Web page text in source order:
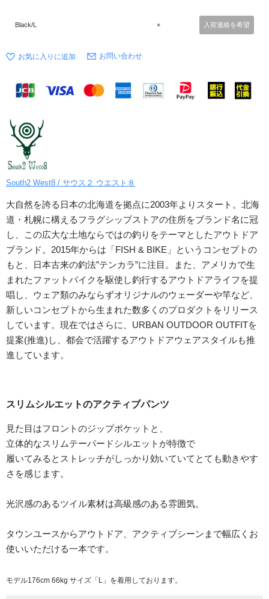
Black/L × 入荷連絡を希望
お問い合わせ
South2 West8 / サウス２ ウエスト８
大自然を誇る日本の北海道を拠点に2003年よりスタート。北海
道・札幌に構えるフラグシップストアの住所をブランド名に冠
し、この広大な土地ならではの釣りをテーマとしたアウトドア
ブランド。2015年からは「FISH & BIKE」というコンセプトの
もと、日本古来の釣法”テンカラ”に注目。また、アメリカで生
まれたファットバイクを駆使し釣行するアウトドアライフを提
唱し、ウェア類のみならずオリジナルのウェーダーや竿など、
新しいコンセプトから生まれた数多くのプロダクトをリリース
しています。現在ではさらに、URBAN OUTDOOR OUTFITを
提案(推進)し、都会で活躍するアウトドアウェアスタイルも推
進しています。
スリムシルエットのアクティブパンツ
見た目はフロントのジップポケットと、
立体的なスリムテーパードシルエットが特徴で
履いてみるとストレッチがしっかり効いていてとても動きやす
さを感じます。
光沢感のあるツイル素材は高級感のある雰囲気。
タウンユースからアウトドア、アクティブシーンまで幅広くお
使いいただける一本です。
モデル176cm 66kg サイズ「L」を着用しております。